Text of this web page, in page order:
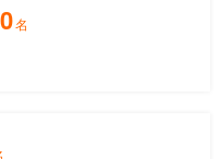
名